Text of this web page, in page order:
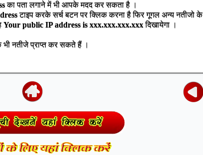
का पता लगाने में भी आपके मदद कर सकता है ।
टाइप करके सर्च बटन पर क्लिक करना है फिर गूगल अन्य नतीजो के
Your public IP address is xxx.xxx.xxx.xxxदिखायेगा ।
भीनतीजे प्राप्त कर सकते हैं ।